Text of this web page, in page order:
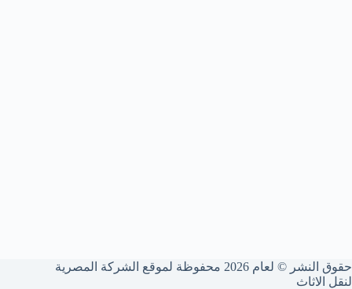
حقوق النشر © لعام 2026 محفوظة لموقع الشركة المصرية
لنقل الاثاث